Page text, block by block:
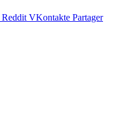
Reddit VKontakte Partager